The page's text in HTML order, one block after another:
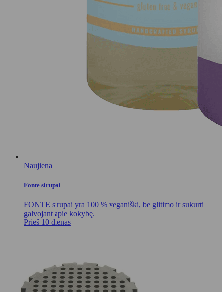
Naujiena
Fonte sirupai
FONTE sirupai yra 100 % veganiški, be glitimo ir sukurti
galvojant apie kokybę.
Prieš 10 dienas